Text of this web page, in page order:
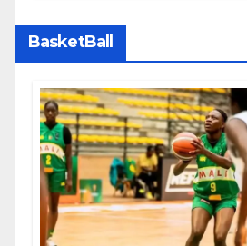
BasketBall